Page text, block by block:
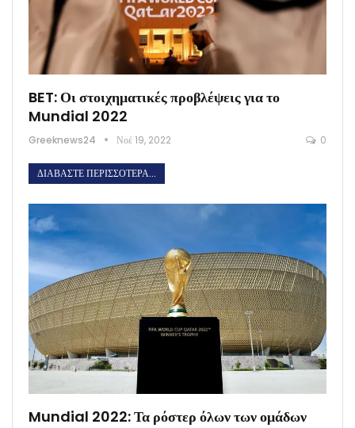
BET: Οι στοιχηματικές προβλέψεις για το
Mundial 2022
Greeknews24 Νοέ 19, 2022 0
ΔΙΑΒΆΣΤΕ ΠΕΡΙΣΣΌΤΕΡΑ...
Mundial 2022: Τα ρόστερ όλων των ομάδων